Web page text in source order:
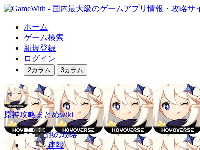
ホーム
ゲーム検索
新規登録
ログイン
2カラム 3カラム
原神攻略まとめwiki
他の攻略
速報